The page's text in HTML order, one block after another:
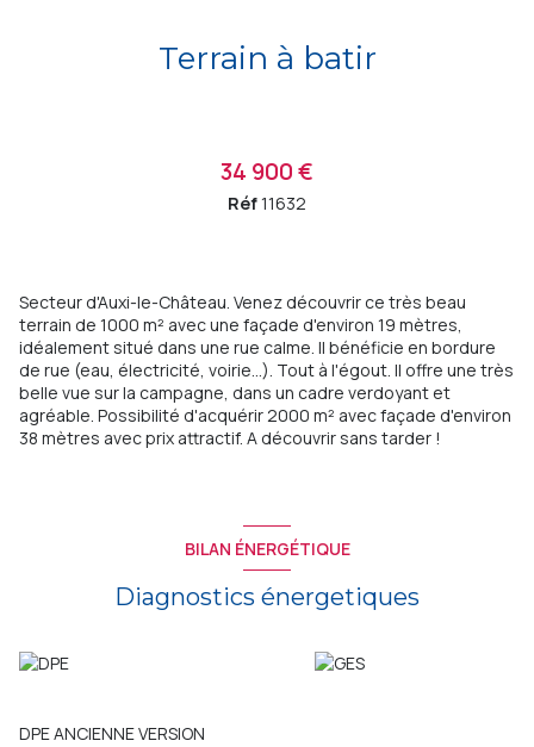
Terrain à batir
34 900 €
Réf11632
Secteur d'Auxi-le-Château. Venez découvrir ce très beau
terrain de 1000 m² avec une façade d'environ 19 mètres,
idéalement situé dans une rue calme. Il bénéficie en bordure
de rue (eau, électricité, voirie...). Tout à l'égout. Il offre une très
belle vue sur la campagne, dans un cadre verdoyant et
agréable. Possibilité d'acquérir 2000 m² avec façade d'environ
38 mètres avec prix attractif. A découvrir sans tarder !
BILAN ÉNERGÉTIQUE
Diagnostics énergetiques
DPE ANCIENNE VERSION